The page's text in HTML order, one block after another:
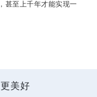
甚至上千年才能实现一
美好